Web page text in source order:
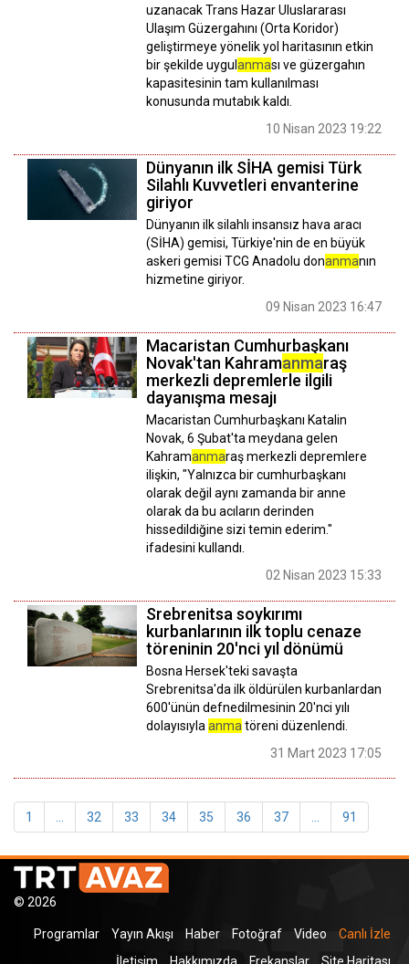
uzanacak Trans Hazar Uluslararası
Ulaşım Güzergahını (Orta Koridor)
geliştirmeye yönelik yol haritasının etkin
bir şekilde uygul anması ve güzergahın
kapasitesinin tam kullanılması
konusunda mutabık kaldı.
10 Nisan 2023 19:22
Dünyanın ilk SİHA gemisi Türk
Silahlı Kuvvetleri envanterine
giriyor
Dünyanın ilk silahlı insansız hava aracı
(SİHA) gemisi, Türkiye'nin de en büyük
askeri gemisi TCG Anadolu donanmanın
hizmetine giriyor.
09 Nisan 2023 16:47
Macaristan Cumhurbaşkanı
Novak'tan Kahramanmaraş
merkezli depremlerle ilgili
dayanışma mesajı
Macaristan Cumhurbaşkanı Katalin
Novak, 6 Şubat'ta meydana gelen
Kahramanmaraş merkezli depremlere
ilişkin, "Yalnızca bir cumhurbaşkanı
olarak değil aynı zamanda bir anne
olarak da bu acıların derinden
hissedildiğine sizi temin ederim."
ifadesini kullandı.
02 Nisan 2023 15:33
Srebrenitsa soykırımı
kurbanlarının ilk toplu cenaze
töreninin 20'nci yıl dönümü
Bosna Hersek'teki savaşta
Srebrenitsa'da ilk öldürülen kurbanlardan
600'ünün defnedilmesinin 20'nci yılı
dolayısıyla anma töreni düzenlendi.
31 Mart 2023 17:05
1 32 33 34 35 36 37 91
© 2026
Programlar Yayın Akışı Haber Fotoğraf Video
Canlı İzle
İletişim
Hakkımızda Frekanslar Site Haritası